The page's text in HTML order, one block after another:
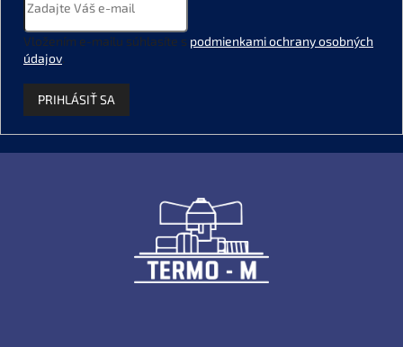
Vložením e-mailu súhlasíte s podmienkami ochrany osobných
údajov.
PRIHLÁSIŤ SA